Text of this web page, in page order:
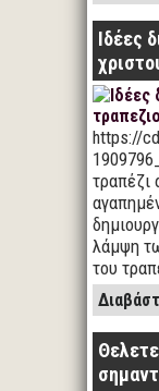
Ιδέες
https://
τραπέζι
λάμψη
του